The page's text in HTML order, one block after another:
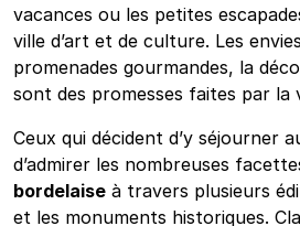
vacances ou les petites
ville d’art et de culture. Les
promenades gourmandes, la
sont des promesses faites par la
Ceux qui décident d’y séjourner
d’admirer les nombreuses
bordelaise à travers plusieurs
et les monuments historiques.